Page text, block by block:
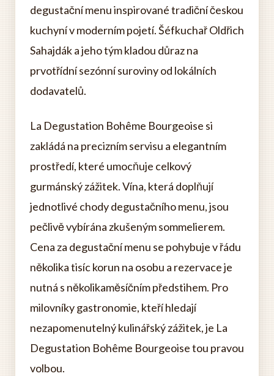
degustační menu inspirované tradiční českou
kuchyní v moderním pojetí. Šéfkuchař Oldřich
Sahajdák a jeho tým kladou důraz na
prvotřídní sezónní suroviny od lokálních
dodavatelů.
La Degustation Bohême Bourgeoise si
zakládá na precizním servisu a elegantním
prostředí, které umocňuje celkový
gurmánský zážitek. Vína, která doplňují
jednotlivé chody degustačního menu, jsou
pečlivě vybírána zkušeným sommelierem.
Cena za degustační menu se pohybuje v řádu
několika tisíc korun na osobu a rezervace je
nutná s několikaměsíčním předstihem. Pro
milovníky gastronomie, kteří hledají
nezapomenutelný kulinářský zážitek, je La
Degustation Bohême Bourgeoise tou pravou
volbou.